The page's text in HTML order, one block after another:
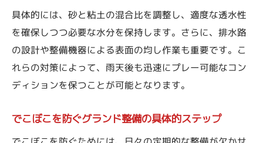
具体的には、砂と粘土の混合比を調整し、適度な透水性
を確保しつつ必要な水分を保持します。さらに、排水路
の設計や整備機器による表面の均し作業も重要です。こ
れらの対策によって、雨天後も迅速にプレー可能なコン
ディションを保つことが可能となります。
でこぼこを防ぐグランド整備の具体的ステップ